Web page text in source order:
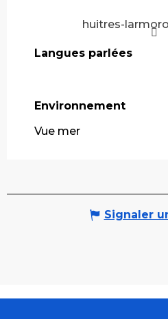
huitres-
Langues parlées
Langues parlées
Environnement
Environnement
Vue mer
Signaler